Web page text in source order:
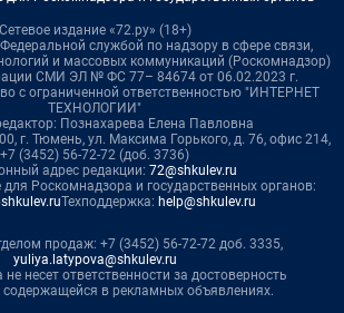
Сетевое издание «72.ру» (18+)
службой по надзору в сфере связи,
и массовых коммуникаций (Роскомнадзор)
СМИ ЭЛ № ФС 77– 84674 от 06.02.2023 г.
с ограниченной ответственностью "ИНТЕРНЕТ
ТЕХНОЛОГИИ"
Познахарева Елена Павловна
г. Тюмень, ул. Максима Горького, д. 76, офис 214,
+7 (3452) 56-72-72 (доб. 3736)
адрес редакции: 72@shkulev.ru
Роскомнадзора и государственных органов:
Техподдержка: help@shkulev.ru
продаж: +7 (3452) 56-72-72 доб. 3335,
yuliya.latypova@shkulev.ru
не несет ответственности за достоверность
в рекламных объявлениях.